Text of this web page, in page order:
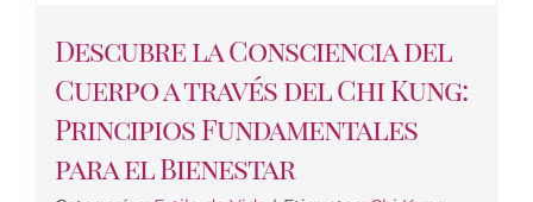
Descubre la Consciencia del
Cuerpo a través del Chi Kung:
Principios Fundamentales
para el Bienestar